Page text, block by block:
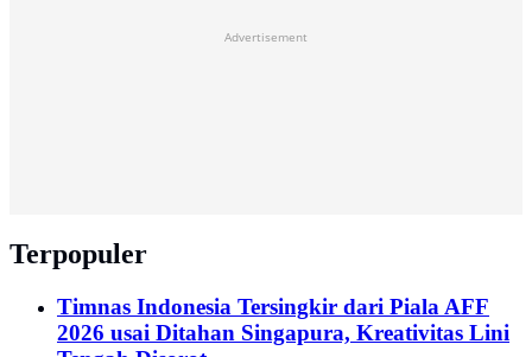
Advertisement
Terpopuler
Timnas Indonesia Tersingkir dari Piala AFF
2026 usai Ditahan Singapura, Kreativitas Lini